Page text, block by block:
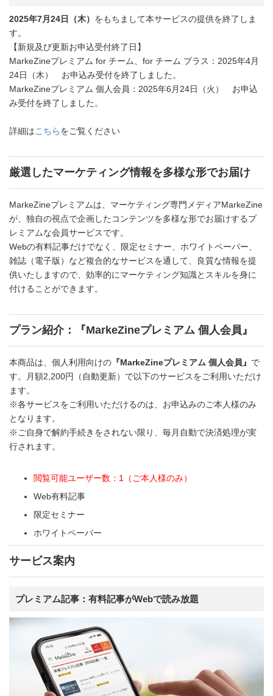
2025年7月24日（木） をもちまして本サービスの提供を終了しま
す。
【新規及び更新お申込受付終了日】
MarkeZineプレミアム for チーム、for チーム プラス：2025年4月
24日（木） お申込み受付を終了しました。
MarkeZineプレミアム 個人会員：2025年6月24日（火） お申込
み受付を終了しました。
詳細はこちらをご覧ください
厳選したマーケティング情報を多様な形でお届け
MarkeZineプレミアムは、マーケティング専門メディアMarkeZine
が、独自の視点で企画したコンテンツを多様な形でお届けするプ
レミアムな会員サービスです。
Webの有料記事だけでなく、限定セミナー、ホワイトペーパー、
雑誌（電子版）など複合的なサービスを通して、良質な情報を提
供いたしますので、効率的にマーケティング知識とスキルを身に
付けることができます。
プラン紹介：『MarkeZineプレミアム 個人会員』
本商品は、個人利用向けの 『MarkeZineプレミアム 個人会員』 で
す。月額2,200円（自動更新）で以下のサービスをご利用いただけ
ます。
※各サービスをご利用いただけるのは、お申込みのご本人様のみ
となります。
※ご自身で解約手続きをされない限り、毎月自動で決済処理が実
行されます。
閲覧可能ユーザー数：1（ご本人様のみ）
Web有料記事
限定セミナー
ホワイトペーパー
サービス案内
プレミアム記事：有料記事がWebで読み放題